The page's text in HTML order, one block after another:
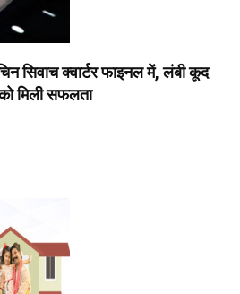
सिवाच क्वार्टर फाइनल में, लंबी कूद
मिली सफलता